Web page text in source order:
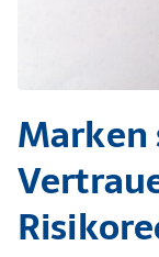
Marken